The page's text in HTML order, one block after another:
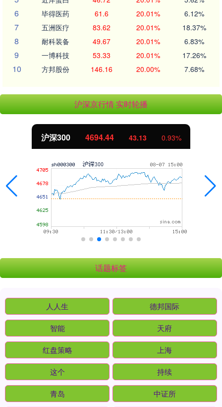
6 毕得医药 61.6 20.01% 6.12%
7 五洲医疗 83.62 20.01% 18.37%
8 耐科装备 49.67 20.01% 6.83%
9 一博科技 53.33 20.01% 17.26%
10 方邦股份 146.16 20.00% 7.68%
沪深京行情 实时轮播
沪深300 4694.44 43.13 0.93%
话题标签
人人生 德邦国际
智能 天府
红盘策略 上海
这个 持续
青岛 中证所